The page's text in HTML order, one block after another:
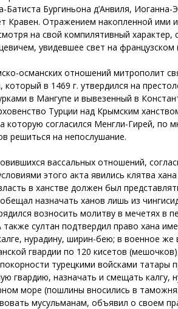
Батиста Бургиньона д’Анвиля,
Кравен. Отражением накопленной ими
на свой компилятивный
увидевшее свет на французском
османских отношений митрополит
который в 1469 г. утвердился на
в Мангупе и вывезенный в
Турции над Крымским
которую согласился Менгли-Гирей, по
решиться на непослушание.
вассальных отношений,
этого акта явились клятва
в ханстве должен был
назначать ханов лишь из
возносить молитву в мечетях в
также султан подтвердил право хана
нурадину, ширин-бею; в военное
гвардии по 120 кисетов
турецкими войсками татары
гвардию, назначать и смещать калгу,
море (пошлины вносились в
мусульманам, объявил о своем